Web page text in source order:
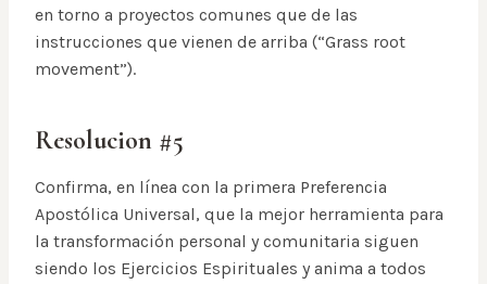
en torno a proyectos comunes que de las
instrucciones que vienen de arriba (“Grass root
movement”).
Resolucion #5
Confirma, en línea con la primera Preferencia
Apostólica Universal, que la mejor herramienta para
la transformación personal y comunitaria siguen
siendo los Ejercicios Espirituales y anima a todos